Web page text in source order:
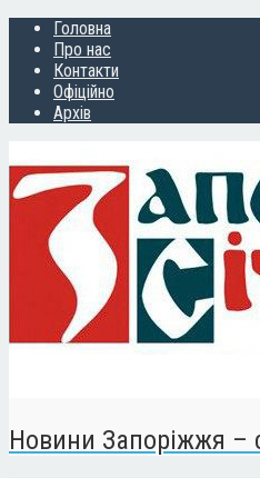
Головна
Про нас
Контакти
Офіційно
Архів
Новини Запоріжжя –